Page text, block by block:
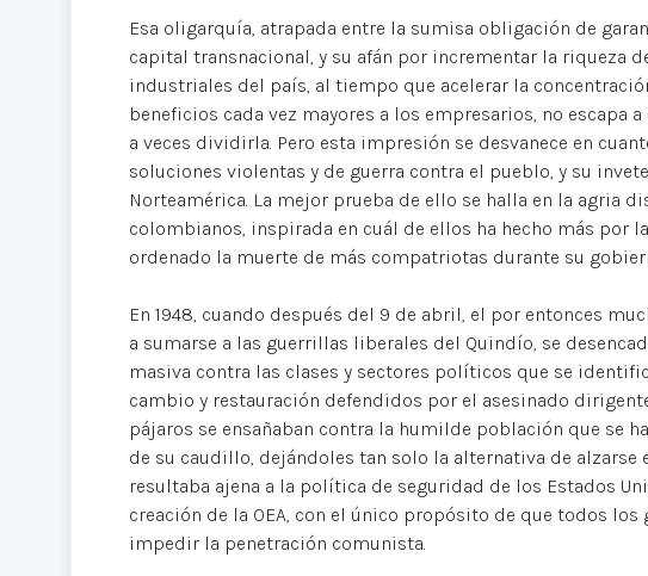
Esa oligarquía, atrapada entre la sumisa obligación de
capital transnacional, y su afán por incrementar la riqueza
industriales del país, al tiempo que acelerar la
beneficios cada vez mayores a los empresarios, no escapa
a veces dividirla. Pero esta impresión se desvanece en
soluciones violentas y de guerra contra el pueblo, y su
Norteamérica. La mejor prueba de ello se halla en la agria
colombianos, inspirada en cuál de ellos ha hecho más por
ordenado la muerte de más compatriotas durante su
En 1948, cuando después del 9 de abril, el por entonces
a sumarse a las guerrillas liberales del Quindío, se
masiva contra las clases y sectores políticos que se
cambio y restauración defendidos por el asesinado
pájaros se ensañaban contra la humilde población que se
de su caudillo, dejándoles tan solo la alternativa de alzarse
resultaba ajena a la política de seguridad de los Estados
creación de la OEA, con el único propósito de que todos
impedir la penetración comunista.